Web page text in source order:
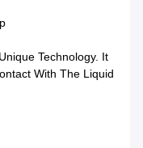
Technology. It
With The Liquid